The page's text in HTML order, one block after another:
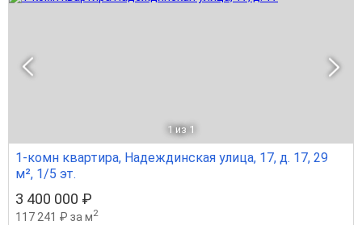
1 из 1
1-комн квартира, Надеждинская улица, 17, д. 17, 29
м², 1/5 эт.
3 400 000 ₽
117 241 ₽ за м2